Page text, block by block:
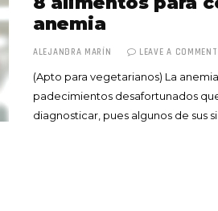
anemia
ALEJANDRA MARÍN LEAVE A COMMENT
(Apto para vegetarianos) La
padecimientos desafortunados
diagnosticar, pues algunos de sus